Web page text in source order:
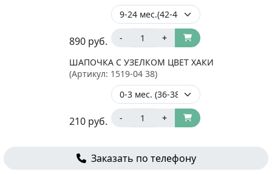
890 руб. - +
ШАПОЧКА С УЗЕЛКОМ ЦВЕТ ХАКИ
(Артикул: 1519-04 38)
210 руб. - +
Заказать по телефону